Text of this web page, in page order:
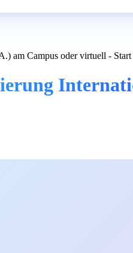
am Campus oder virtuell -